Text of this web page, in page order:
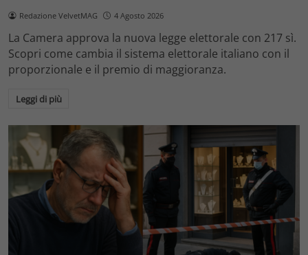
Redazione VelvetMAG 4 Agosto 2026
La Camera approva la nuova legge elettorale con 217 sì.
Scopri come cambia il sistema elettorale italiano con il
proporzionale e il premio di maggioranza.
Leggi di più